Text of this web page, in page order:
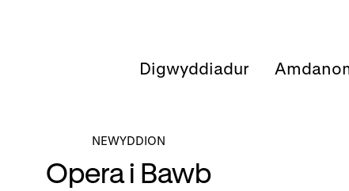
Digwyddiadur
NEWYDDION
Opera i Bawb